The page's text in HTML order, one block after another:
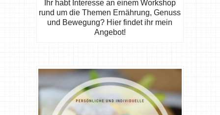
Ihr habt Interesse an einem Workshop
rund um die Themen Ernährung, Genuss
und Bewegung? Hier findet ihr mein
Angebot!